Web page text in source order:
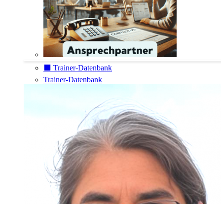
⬛️ Trainer-Datenbank
Trainer-Datenbank